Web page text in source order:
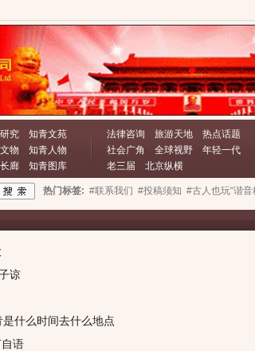
究
知青文苑
物
知青人物
廊 知青图库
法律咨询 旅游天地
热点话题
社会广角
全球视野
年轻一代
老三届
北京纵横
热门标签: #联系我们 #投稿须知 #古人也玩“谐音
谅
什么时间去什么地点
语